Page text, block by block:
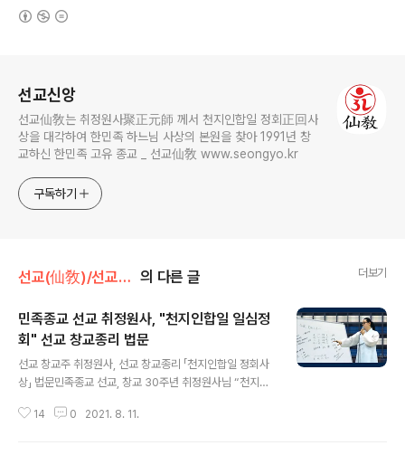
선교신앙
선교仙敎는 취정원사聚正元師 께서 천지인합일 정회正回사
상을 대각하여 한민족 하느님 사상의 본원을 찾아 1991년 창
교하신 한민족 고유 종교 _ 선교仙敎 www.seongyo.kr
구독하기
선교(仙敎)/선교종지 의 다른 글 더보기
민족종교 선교 취정원사, "천지인합일 일심정
회" 선교 창교종리 법문
선교 창교주 취정원사, 선교 창교종리 「천지인합일 정회사
상」 법문민족종교 선교, 창교 30주년 취정원사님 “천지인
일체의 교(敎) · 도(道) · 리(理) · 법(法)을 관통하는 불변
14 0 2021. 8. 11.